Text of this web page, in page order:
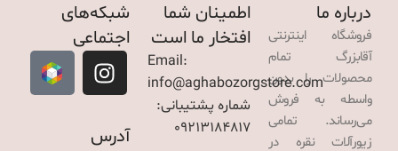
درباره ما
فروشگاه اینترنتی
آقابزرگ تمام
محصولات را بدون
واسطه به فروش
می‌رساند. تمامی
زیورآلات نقره در
اطمینان شما
افتخار ما است
Email:
info@aghabozorgstore.com
شماره پشتیبانی:
09213184817
شبکه‌های
اجتماعی
آدرس